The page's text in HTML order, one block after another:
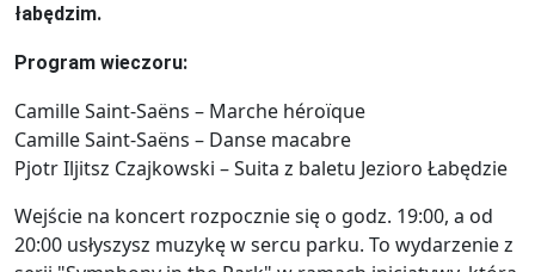
łabędzim.
Program wieczoru:
Camille Saint-Saëns – Marche héroïque
Camille Saint-Saëns – Danse macabre
Pjotr Iljitsz Czajkowski – Suita z baletu Jezioro Łabędzie
Wejście na koncert rozpocznie się o godz. 19:00, a od
20:00 usłyszysz muzykę w sercu parku. To wydarzenie z